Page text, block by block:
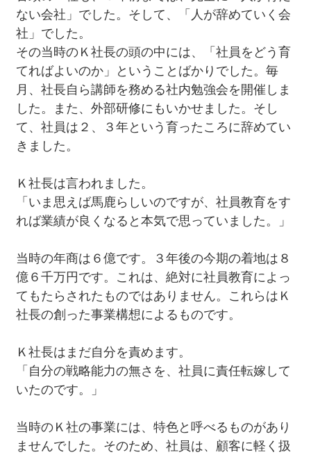
ない会社」でした。そして、「人が辞めていく会
社」でした。
その当時のＫ社長の頭の中には、「社員をどう育
てればよいのか」ということばかりでした。毎
月、社長自ら講師を務める社内勉強会を開催しま
した。また、外部研修にもいかせました。そし
て、社員は２、３年という育ったころに辞めてい
きました。
Ｋ社長は言われました。
「いま思えば馬鹿らしいのですが、社員教育をす
れば業績が良くなると本気で思っていました。」
当時の年商は６億です。３年後の今期の着地は８
億６千万円です。これは、絶対に社員教育によっ
てもたらされたものではありません。これらはＫ
社長の創った事業構想によるものです。
Ｋ社長はまだ自分を責めます。
「自分の戦略能力の無さを、社員に責任転嫁して
いたのです。」
当時のＫ社の事業には、特色と呼べるものがあり
ませんでした。そのため、社員は、顧客に軽く扱